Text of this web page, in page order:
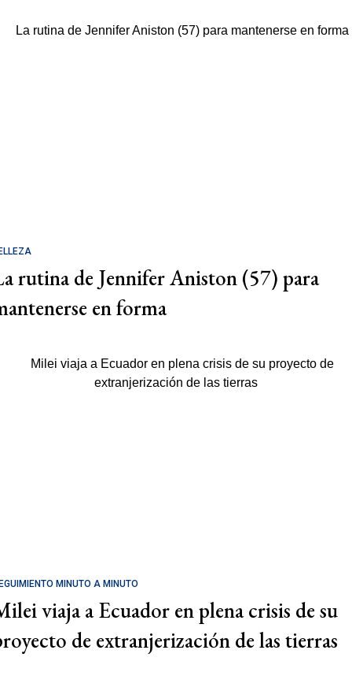
rutina de Jennifer Aniston (57) para
en forma
MINUTO A MINUTO
viaja a Ecuador en plena crisis de su
de extranjerización de las tierras